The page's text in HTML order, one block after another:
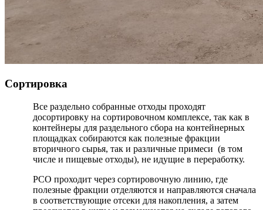
Сортировка
Все раздельно собранные отходы проходят
досортировку на сортировочном комплексе, так как в
контейнеры для раздельного сбора на контейнерных
площадках собираются как полезные фракции
вторичного сырья, так и различные примеси (в том
числе и пищевые отходы), не идущие в переработку.
РСО проходит через сортировочную линию, где
полезные фракции отделяются и направляются сначала
в соответствующие отсеки для накопления, а затем